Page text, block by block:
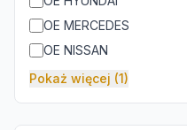
OE MERCEDES
OE NISSAN
Pokaż więcej (1)